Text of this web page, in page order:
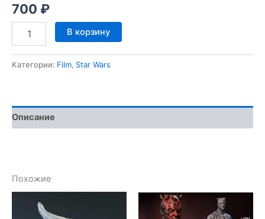
700 ₽
Количество
товара
Leia
В корзину
Категории: Film, Star Wars
Описание
Похожие